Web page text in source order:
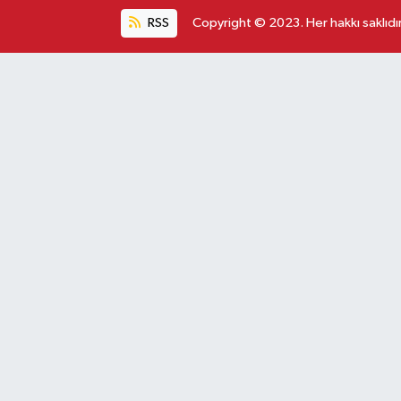
RSS Copyright © 2023. Her hakkı